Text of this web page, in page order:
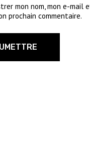
mon nom, mon e-
prochain commentaire.